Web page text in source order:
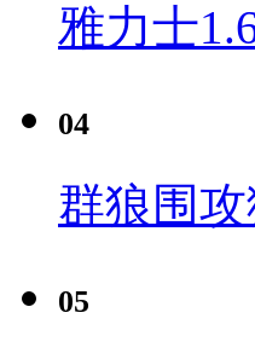
雅力士
04
群狼围
05